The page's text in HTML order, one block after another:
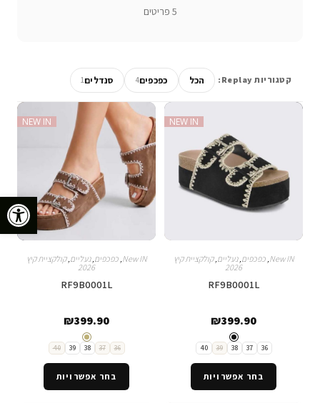
פתח סרגל נגישות
5 פריטים
קטגוריות Replay: הכל כפכפים4 סנדלים1
NEW IN
New IN
,כפכפים ,נעליים ,קולקציית קיץ
2026
RF9B0001L
₪399.90
36
37
38
39
40
בחר אפשרויות
NEW IN
New IN
,כפכפים ,נעליים ,קולקציית קיץ
2026
RF9B0001L
₪399.90
36
37
38
39
40
בחר אפשרויות